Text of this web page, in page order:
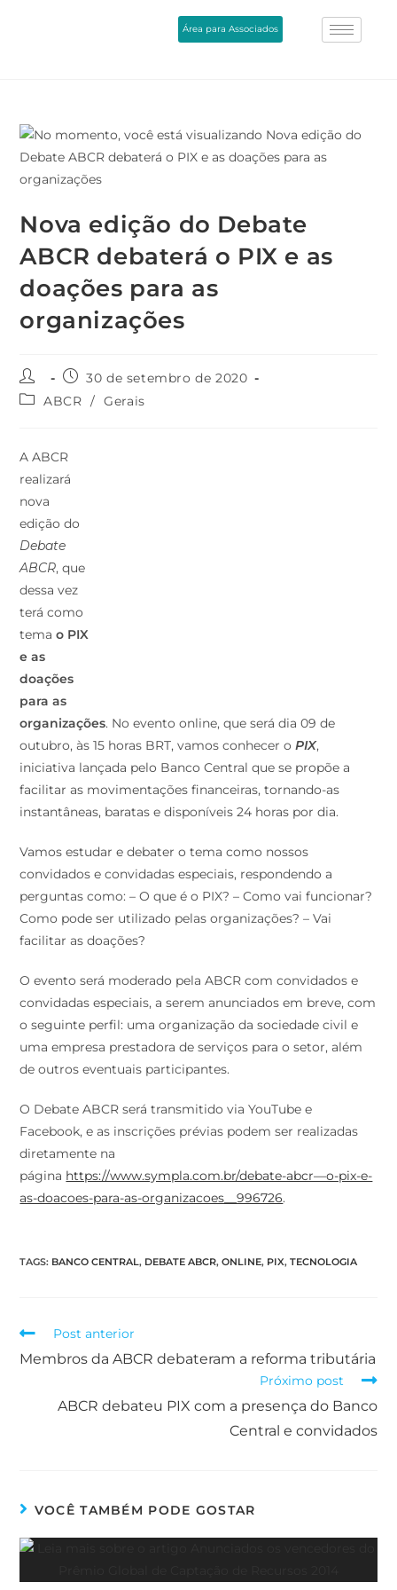
Área para Associados
Nova edição do Debate
ABCR debaterá o PIX e as
doações para as
organizações
30 de setembro de 2020
ABCR / Gerais
A ABCR
realizará
nova
edição do
Debate
ABCR, que
dessa vez
terá como
temao PIX
e as
doações
para as
organizações. No evento online, que será dia 09 de
outubro, às 15 horas BRT, vamos conhecer oPIX,
iniciativa lançada pelo Banco Central que se propõe a
facilitar as movimentações financeiras, tornando-as
instantâneas, baratas e disponíveis 24 horas por dia.
Vamos estudar e debater o tema como nossos
convidados e convidadas especiais, respondendo a
perguntas como: – O que é o PIX? – Como vai funcionar?
Como pode ser utilizado pelas organizações? – Vai
facilitar as doações?
O evento será moderado pela ABCR com convidados e
convidadas especiais, a serem anunciados em breve, com
o seguinte perfil: uma organização da sociedade civil e
uma empresa prestadora de serviços para o setor, além
de outros eventuais participantes.
O Debate ABCR será transmitido via YouTube e
Facebook, e as inscrições prévias podem ser realizadas
diretamente na
página https://www.sympla.com.br/debate-abcr—o-pix-e-
as-doacoes-para-as-organizacoes__996726.
TAGS: BANCO CENTRAL, DEBATE ABCR, ONLINE, PIX, TECNOLOGIA
Post anterior
Membros da ABCR debateram a reforma tributária
Próximo post
ABCR debateu PIX com a presença do Banco
Central e convidados
VOCÊ TAMBÉM PODE GOSTAR